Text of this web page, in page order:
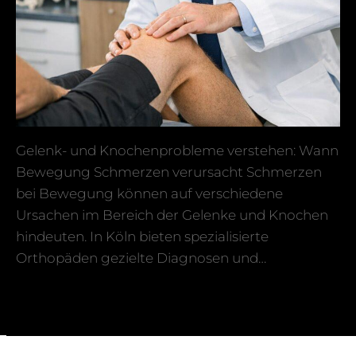
Gelenk- und Knochenprobleme verstehen: Wann
Bewegung Schmerzen verursacht Schmerzen
bei Bewegung können auf verschiedene
Ursachen im Bereich der Gelenke und Knochen
hindeuten. In Köln bieten spezialisierte
Orthopäden gezielte Diagnosen und…